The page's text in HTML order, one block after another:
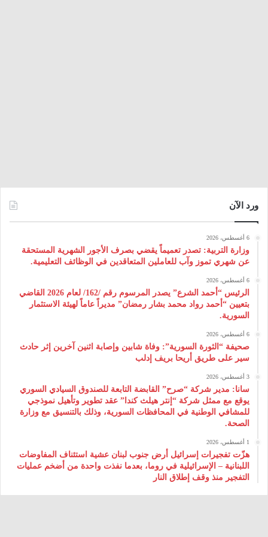
ورد الآن
6 أغسطس، 2026
وزارة التربية: تصدر تعميماً يقضي بصرف الأجور الشهرية المستحقة
عن شهري تموز وآب للعاملين المتعاقدين في الوظائف التعليمية.
6 أغسطس، 2026
الرئيس “أحمد الشرع” يصدر المرسوم رقم /162/ لعام 2026 ‌القاضي
بتعيين “أحمد رواد محمد بشار رمضان” مديراً عاماً لهيئة ‌الاستثمار
السورية.
6 أغسطس، 2026
صحيفة “الثورة السورية”: وفاة شابين وإصابة اثنين آخرين إثر حادث
سير على طريق أريحا بريف إدلب
3 أغسطس، 2026
سانا: مدير شركة “صرح” القابضة التابعة للصندوق السيادي السوري
يوقع مع ممثل شركة “إنتر هيلث كندا” عقد تطوير وتأهيل نموذجي
للمشافي الوطنية في المحافظات السورية، وذلك بالتنسيق مع وزارة
الصحة.
1 أغسطس، 2026
هزّت تفجيرات إسرائيل أرض جنوب لبنان عشية استئناف المفاوضات
اللبنانية – الإسرائيلية في روما، بعدما نفذت واحدة من أضخم عمليات
التفجير منذ وقف إطلاق النار